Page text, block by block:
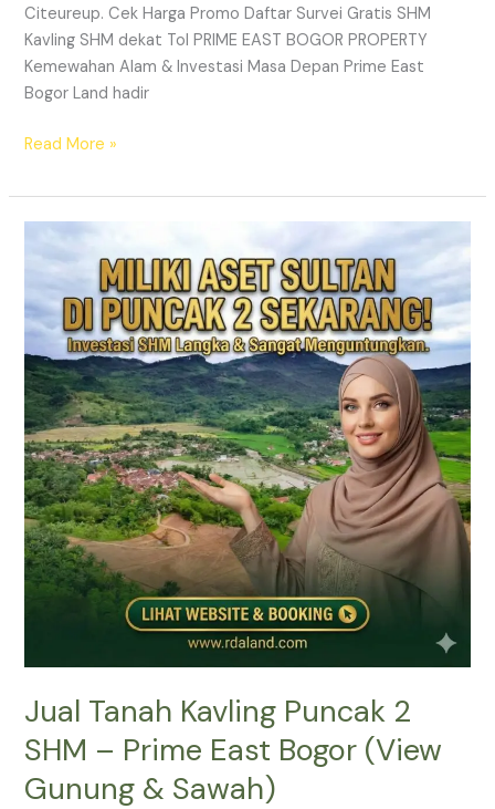
Citeureup. Cek Harga Promo Daftar Survei Gratis SHM
Kavling SHM dekat Tol PRIME EAST BOGOR PROPERTY
Kemewahan Alam & Investasi Masa Depan Prime East
Bogor Land hadir
Read More »
Jual Tanah Kavling Puncak 2
SHM – Prime East Bogor (View
Gunung & Sawah)
Tanah
Kavling
Puncak
SHM
–
Prime
East
Bogor
(View
Gunung
&
Sawah)